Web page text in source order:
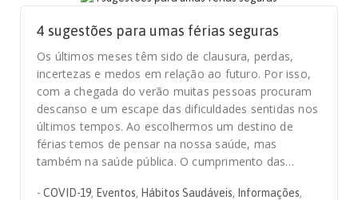
4 sugestões para umas férias seguras
Os últimos meses têm sido de clausura, perdas,
incertezas e medos em relação ao futuro. Por isso,
com a chegada do verão muitas pessoas procuram
descanso e um escape das dificuldades sentidas nos
últimos tempos. Ao escolhermos um destino de
férias temos de pensar na nossa saúde, mas
também na saúde pública. O cumprimento das…
- COVID-19, Eventos, Hábitos Saudáveis, Informações,